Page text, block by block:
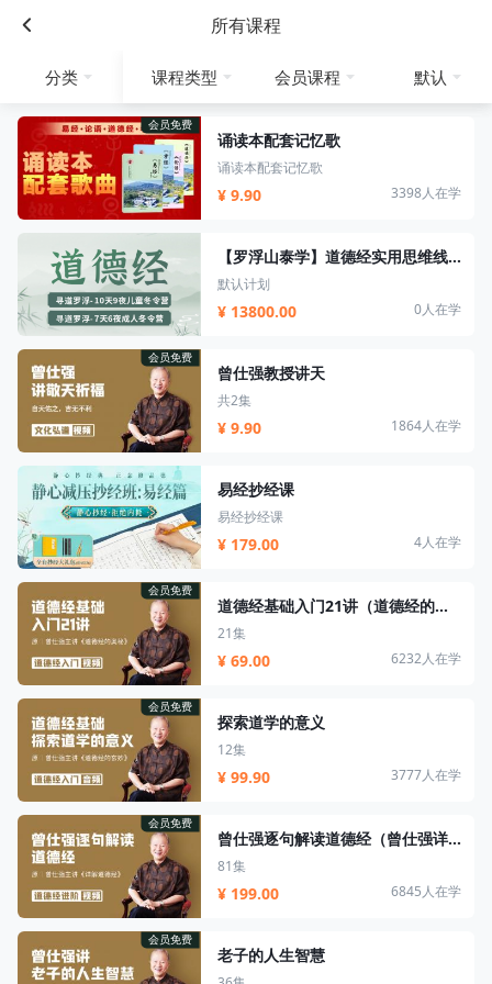
所有课程
分类 课程类型 会员课程 默认
会员免费
诵读本配套记忆歌
诵读本配套记忆歌
¥ 9.90 3398人在学
【罗浮山泰学】道德经实用思维线下营/易经思维线下营
默认计划
¥ 13800.00 0人在学
会员免费
曾仕强教授讲天
共2集
¥ 9.90 1864人在学
易经抄经课
易经抄经课
¥ 179.00 4人在学
会员免费
道德经基础入门21讲（道德经的奥秘）
21集
¥ 69.00 6232人在学
会员免费
探索道学的意义
12集
¥ 99.90 3777人在学
会员免费
曾仕强逐句解读道德经（曾仕强详解道德经）
81集
¥ 199.00 6845人在学
会员免费
老子的人生智慧